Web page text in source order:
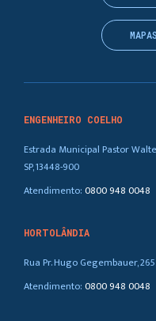
ENGENHEIRO COELHO
Estrada Municipal Pastor
SP, 13448-900
Atendimento:0800 948 0048
HORTOLÂNDIA
Rua Pr. Hugo Gegembauer,
Atendimento:0800 948 0048